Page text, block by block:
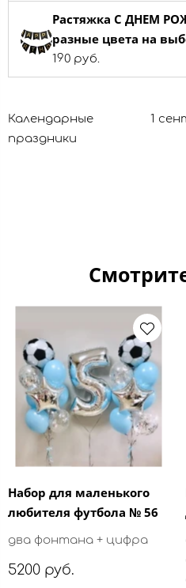
Растяжка С ДНЕМ
разные цвета на
190 руб.
Календарные
праздники
1
Набор для маленького
любителя футбола № 56
два фонтана + цифра
5200 руб.